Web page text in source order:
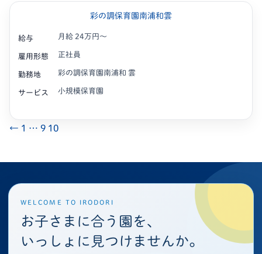
彩の調保育園南浦和雲
給与 月給 24万円〜
雇用形態 正社員
勤務地 彩の調保育園南浦和 雲
サービス 小規模保育園
← 1 … 9 10
WELCOME TO IRODORI
お子さまに合う園を、
いっしょに見つけませんか。